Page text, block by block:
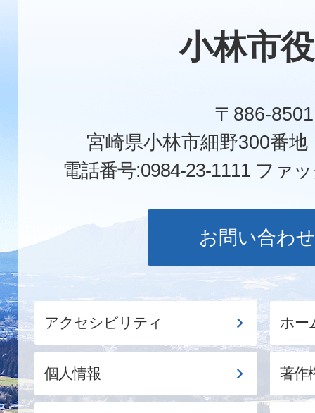
小林市
〒886-8501
宮崎県小林市細野300番
電話番号:0984-23-1111 ファ
お問い合わせ
アクセシビリティ ホー
個人情報 著作